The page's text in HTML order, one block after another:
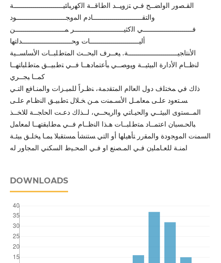
اﻟﻘـﺼور اﻟواﻀــﺢ ﻓـﻲ ﺘزوﯿــد اﻟطﺎﻗــﺔ اﻟﻛﻬرﺒﺎﺌﯿـــــــــــــــــــــــــﺔ
واﻟﺘﻘـــــــــــــــــــــــــﺎدم اﻟﻤوﺠـــــــــــــــــــــــــود
ﻓـــــــــــــــــــــــــﻲ اﻟﻛﺜﯿـــــــــــــــــــــــــر ﻤـــــــــــــــــــــــــن
أﻟﯿـــــــــــــــــــــــــﺎت وﺤـــــــــــــــــــــــــداﺘﻬﺎ
اﻷﻨﺘﺎﺠﯿـــــــــــــــــــــــــﺔ. ﯿﻌــرف اﻟﺒﺤــث اﻟﻤﺘطﻠﺒــﺎت اﻷﺴﺎﺴــﯿﺔ
ﻟﻨظــﺎم اﻷدارة اﻟﺒﯿﺌﯿــﺔ وﯿوﺼــﻲ ﺒﺄﻋﺘﻤﺎدﻫــﺎ ﻓــﻲ ﺘطﺒﯿــق ﻤﺘطﻠﺒﺎﺘﻬــﺎ
ﻛﻤــﺎ ﯿﺠــري
ذﻟك ﻓﻲ ﻤﺨﺘﻠف دول اﻟﻌﺎﻟم اﻟﻤﺘﻘدﻤﺔ، ﻨظـراً ﻟﻠﻤﯿـزات واﻟﻤﻨـﺎﻓﻊ اﻟﺘـﻲ
ﺴـﺘﻌود ﻋﻠـﻰ ﻤﻌﺎﻤـل اﻷﺴـﻤﻨت ﻤـن ﺨـﻼل ﺘطﺒﯿـق اﻟﻨظـﺎم ﻋﻠـﻰ
اﻟﻤــﺴﺘوى اﻟﺒﯿﺌــﻲ واﻟﺤﯿـﺎﺘﻲ واﻟرﺒﺤــﻲ، ﻟــذﻟك دﻋـت اﻟﺤﺎﺠــﺔ ﻟﻼﺨــذ
ﺒﺎﻟﺤـﺴﺒﺎن اﻋﺘﻤــﺎد ﻤﺘطﻠﺒــﺎت ﻫـذا اﻟﻨظــﺎم ﻓــﻲ ﻤطﺎﺒﻘﺘﻬــﺎ ﻟﻤﻌﺎﻤل
اﻟﺴﻤﻨت اﻟﻤوﺠودة واﻟﻤﻘرر ﺘﺄﻫﯿﻠﻬﺎ أو اﻟﺘﻲ ﺴﺘﻨﺸﺄ ﻤﺴﺘﻘﺒﻼ ﺒﻤـﺎ ﯿﺨﻠـق ﺒﯿﺌـﺔ
اﻤﻨـﺔ ﻟﻠﻌـﺎﻤﻠﯿن ﻓـﻲ اﻟﻤـﺼﻨﻊ او ﻓـﻲ اﻟﻤﺤـﯿط السكني المجاور له
DOWNLOADS